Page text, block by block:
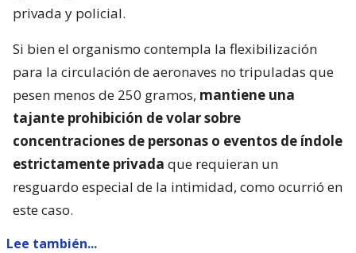
privada y policial.
Si bien el organismo contempla la flexibilización
para la circulación de aeronaves no tripuladas que
pesen menos de 250 gramos, mantiene una
tajante prohibición de volar sobre
concentraciones de personas o eventos de índole
estrictamente privada que requieran un
resguardo especial de la intimidad, como ocurrió en
este caso.
Lee también...